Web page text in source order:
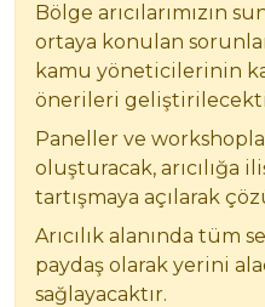
Bölge arıcılarımızın
ortaya konulan
kamu yöneticilerinin
önerileri
Paneller ve
oluşturacak, arıcılığa
tartışmaya açılarak
Arıcılık alanında tüm
paydaş olarak yerini
sağlayacaktır.